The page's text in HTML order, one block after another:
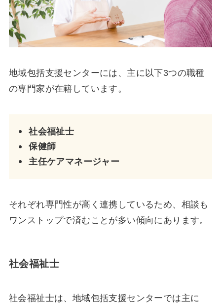
地域包括支援センターには、主に以下3つの職種
の専門家が在籍しています。
社会福祉士
保健師
主任ケアマネージャー
それぞれ専門性が高く連携しているため、相談も
ワンストップで済むことが多い傾向にあります。
社会福祉士
社会福祉士は、地域包括支援センターでは主に